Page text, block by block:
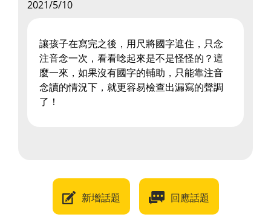
2021/5/10
讓孩子在寫完之後，用尺將國字遮住，只念
注音念一次，看看唸起來是不是怪怪的？這
麼一來，如果沒有國字的輔助，只能靠注音
念讀的情況下，就更容易檢查出漏寫的聲調
了！
新增話題 回應話題